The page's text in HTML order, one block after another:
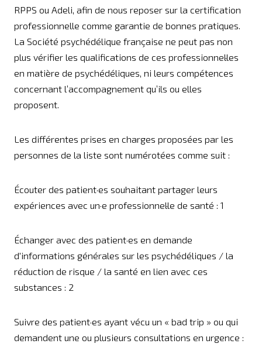
RPPS ou Adeli, afin de nous reposer sur la certification
professionnelle comme garantie de bonnes pratiques.
La Société psychédélique française ne peut pas non
plus vérifier les qualifications de ces professionnel·les
en matière de psychédéliques, ni leurs compétences
concernant l’accompagnement qu’ils ou elles
proposent.
Les différentes prises en charges proposées par les
personnes de la liste sont numérotées comme suit :
Écouter des patient·es souhaitant partager leurs
expériences avec un·e professionnel·le de santé : 1
Échanger avec des patient·es en demande
d'informations générales sur les psychédéliques / la
réduction de risque / la santé en lien avec ces
substances : 2
Suivre des patient·es ayant vécu un « bad trip » ou qui
demandent une ou plusieurs consultations en urgence :